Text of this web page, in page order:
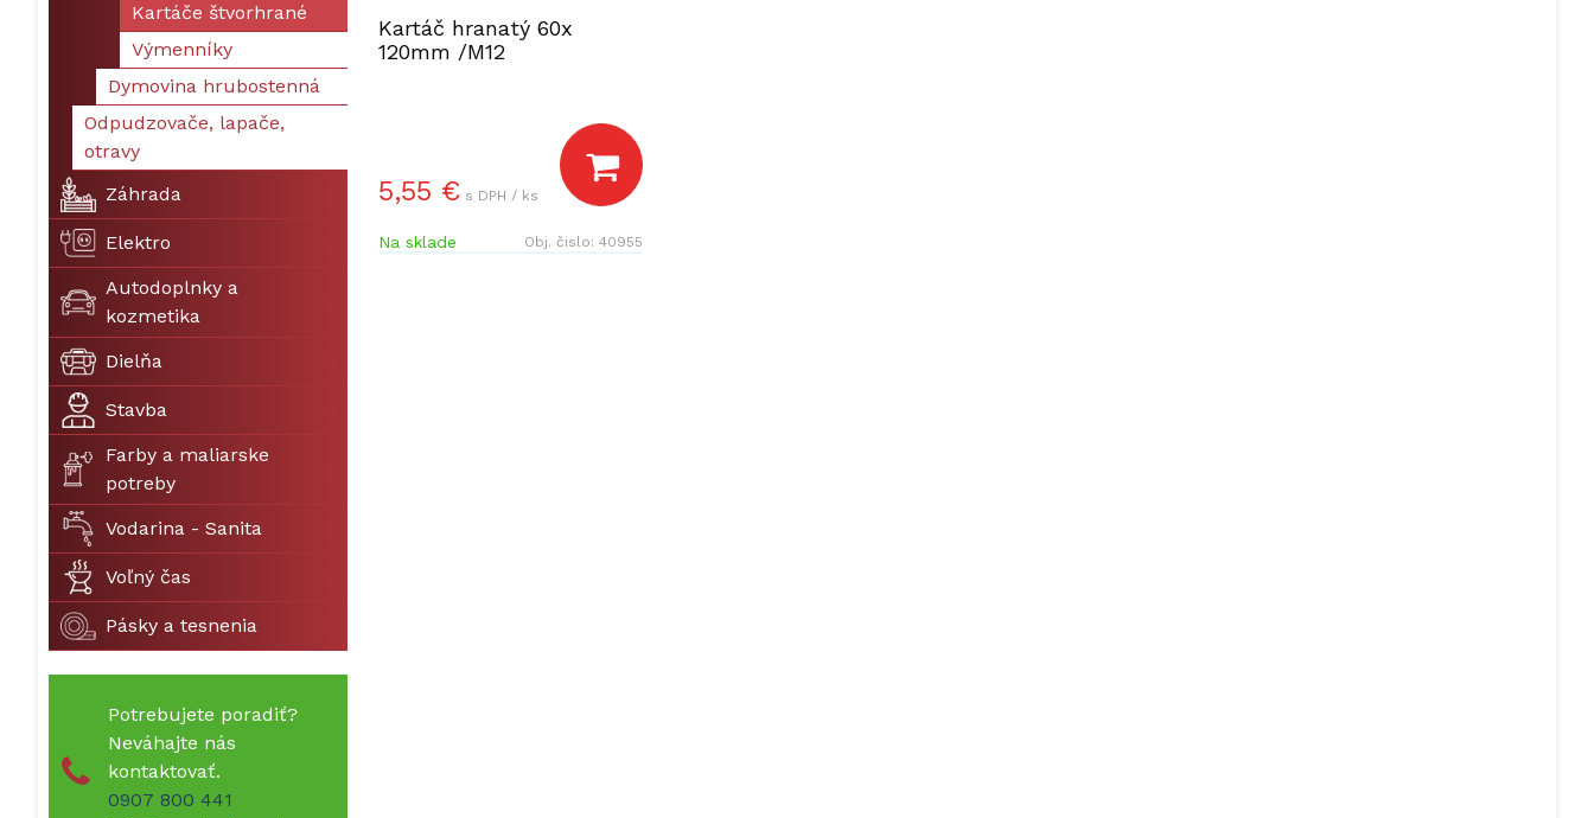
Kartáč hranatý 60x
120mm /M12
5,55 € s DPH / ks
Na sklade Obj. čislo:40955
Kartáče štvorhrané
Výmenníky
Dymovina hrubostenná
Odpudzovače, lapače,
otravy
Záhrada
Elektro
Autodoplnky a
kozmetika
Dielňa
Stavba
Farby a maliarske
potreby
Vodarina - Sanita
Voľný čas
Pásky a tesnenia
Potrebujete poradiť?
Neváhajte nás
kontaktovať.
0907 800 441